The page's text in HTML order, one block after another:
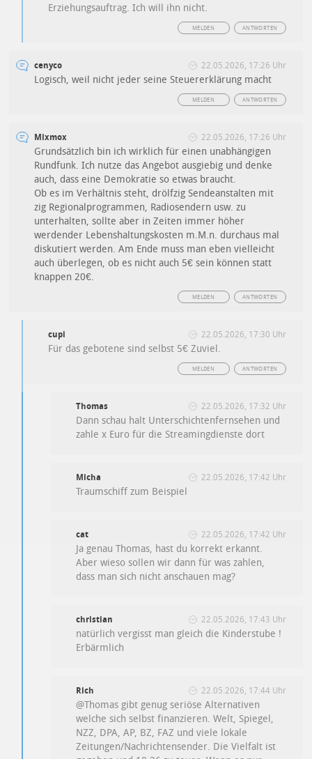
Erziehungsauftrag. Ich will ihn nicht.
ANTWORTEN
MELDEN
cenyco 22.05.2026, 17:26 Uhr
Logisch, weil nicht jeder seine Steuererklärung macht
ANTWORTEN
MELDEN
Mixmox 22.05.2026, 17:26 Uhr
Grundsätzlich bin ich wirklich für einen unabhängigen
Rundfunk. Ich nutze das Angebot ausgiebig und denke
auch, dass eine Demokratie so etwas braucht.
Ob es im Verhältnis steht, drölfzig Sendeanstalten mit
zig Regionalprogrammen, Radiosendern usw. zu
unterhalten, sollte aber in Zeiten immer höher
werdender Lebenshaltungskosten m.M.n. durchaus mal
diskutiert werden. Am Ende muss man eben vielleicht
auch überlegen, ob es nicht auch 5€ sein können statt
knappen 20€.
ANTWORTEN
MELDEN
cupi 22.05.2026, 17:30 Uhr
Für das gebotene sind selbst 5€ Zuviel.
ANTWORTEN
MELDEN
Thomas 22.05.2026, 17:32 Uhr
Dann schau halt Unterschichtenfernsehen und
zahle x Euro für die Streamingdienste dort
Micha 22.05.2026, 17:42 Uhr
Traumschiff zum Beispiel
cat 22.05.2026, 17:42 Uhr
Ja genau Thomas, hast du korrekt erkannt.
Aber wieso sollen wir dann für was zahlen,
dass man sich nicht anschauen mag?
christian 22.05.2026, 17:43 Uhr
natürlich vergisst man gleich die Kinderstube !
Erbärmlich
Rich 22.05.2026, 17:44 Uhr
@Thomas gibt genug seriöse Alternativen
welche sich selbst finanzieren. Welt, Spiegel,
NZZ, DPA, AP, BZ, FAZ und viele lokale
Zeitungen/Nachrichtensender. Die Vielfalt ist